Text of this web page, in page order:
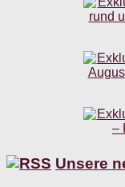
Unsere